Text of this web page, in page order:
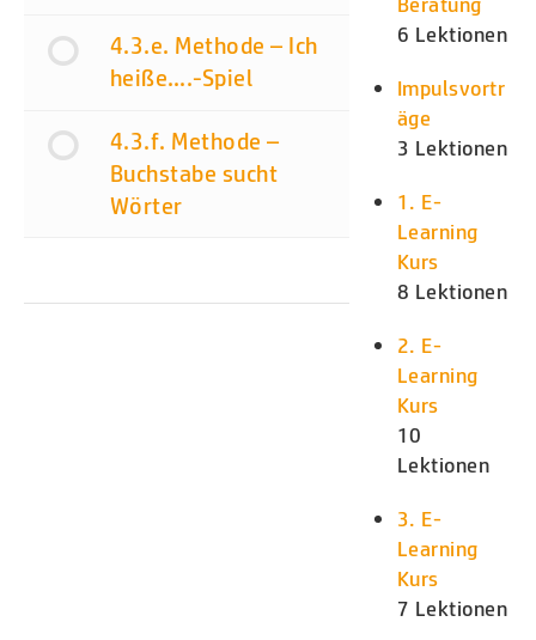
4.3.e. Methode – Ich
heiße….-Spiel
4.3.f. Methode –
Buchstabe sucht
Wörter
6 Lektionen
Impulsvortr
äge
3 Lektionen
1. E-
Learning
Kurs
8 Lektionen
2. E-
Learning
Kurs
10
Lektionen
3. E-
Learning
Kurs
7 Lektionen